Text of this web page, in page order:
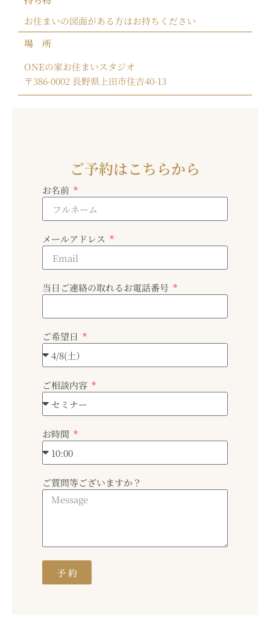
お住まいの図面がある方はお持ちください
場 所
ONEの家お住まいスタジオ
〒386-0002 長野県上田市住吉40-13
ご予約はこちらから
お名前
メールアドレス
当日ご連絡の取れるお電話番号
ご希望日
ご相談内容
お時間
ご質問等ございますか？
予 約